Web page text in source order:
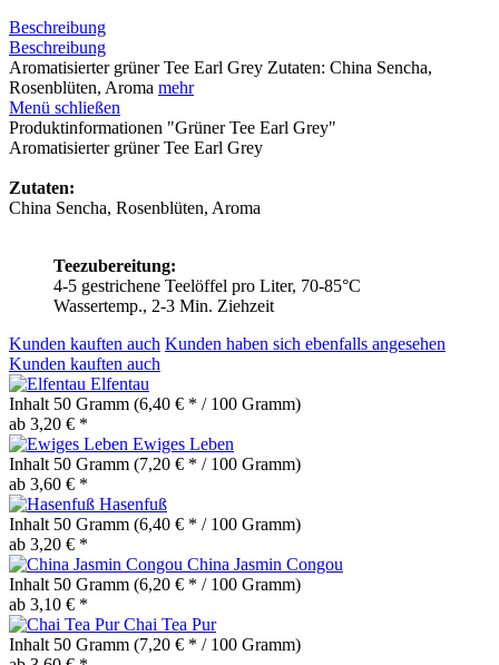
Beschreibung
Beschreibung
Aromatisierter grüner Tee Earl Grey Zutaten: China Sencha,
Rosenblüten, Aroma mehr
Menü schließen
Produktinformationen "Grüner Tee Earl Grey"
Aromatisierter grüner Tee Earl Grey
Zutaten:
China Sencha, Rosenblüten, Aroma
Teezubereitung:
4-5 gestrichene Teelöffel pro Liter, 70-85°C
Wassertemp., 2-3 Min. Ziehzeit
Kunden kauften auch Kunden haben sich ebenfalls angesehen
Kunden kauften auch
Elfentau
Inhalt 50 Gramm (6,40 € * / 100 Gramm)
ab 3,20 € *
Ewiges Leben
Inhalt 50 Gramm (7,20 € * / 100 Gramm)
ab 3,60 € *
Hasenfuß
Inhalt 50 Gramm (6,40 € * / 100 Gramm)
ab 3,20 € *
China Jasmin Congou
Inhalt 50 Gramm (6,20 € * / 100 Gramm)
ab 3,10 € *
Chai Tea Pur
Inhalt 50 Gramm (7,20 € * / 100 Gramm)